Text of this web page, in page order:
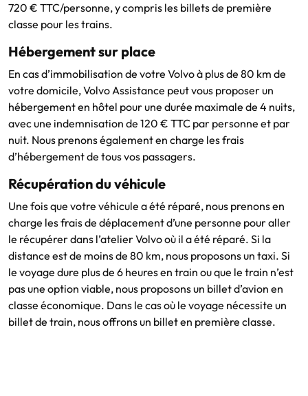
720 € TTC/personne, y compris les billets de première
classe pour les trains.
Hébergement sur place
En cas d’immobilisation de votre Volvo à plus de 80 km de
votre domicile, Volvo Assistance peut vous proposer un
hébergement en hôtel pour une durée maximale de 4 nuits,
avec une indemnisation de 120 € TTC par personne et par
nuit. Nous prenons également en charge les frais
d’hébergement de tous vos passagers.
Récupération du véhicule
Une fois que votre véhicule a été réparé, nous prenons en
charge les frais de déplacement d’une personne pour aller
le récupérer dans l’atelier Volvo où il a été réparé. Si la
distance est de moins de 80 km, nous proposons un taxi. Si
le voyage dure plus de 6 heures en train ou que le train n’est
pas une option viable, nous proposons un billet d’avion en
classe économique. Dans le cas où le voyage nécessite un
billet de train, nous offrons un billet en première classe.